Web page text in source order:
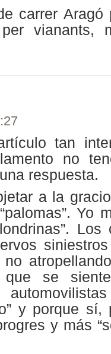
carrer
vianants,
tan
no
respuesta.
a la
Yo
no
se
y porque sí,
y más